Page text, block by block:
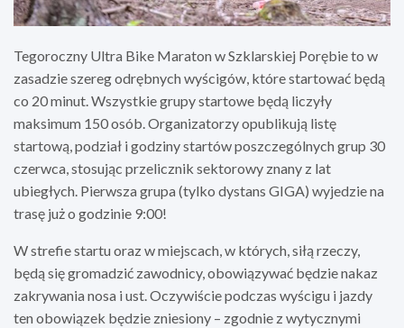
Tegoroczny Ultra Bike Maraton w Szklarskiej Porębie to w
zasadzie szereg odrębnych wyścigów, które startować będą
co 20 minut. Wszystkie grupy startowe będą liczyły
maksimum 150 osób. Organizatorzy opublikują listę
startową, podział i godziny startów poszczególnych grup 30
czerwca, stosując przelicznik sektorowy znany z lat
ubiegłych. Pierwsza grupa (tylko dystans GIGA) wyjedzie na
trasę już o godzinie 9:00!
W strefie startu oraz w miejscach, w których, siłą rzeczy,
będą się gromadzić zawodnicy, obowiązywać będzie nakaz
zakrywania nosa i ust. Oczywiście podczas wyścigu i jazdy
ten obowiązek będzie zniesiony – zgodnie z wytycznymi